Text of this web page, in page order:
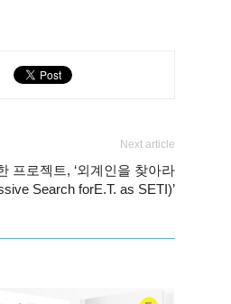
Next article
프로젝트, ‘외계인을 찾아라
Search for‎E‬.T. as SETI)’